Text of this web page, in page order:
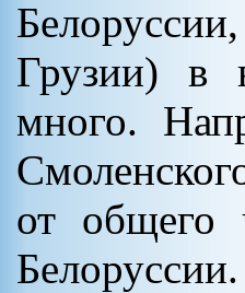
Грузии) в
много.
от общего
Белоруссии.